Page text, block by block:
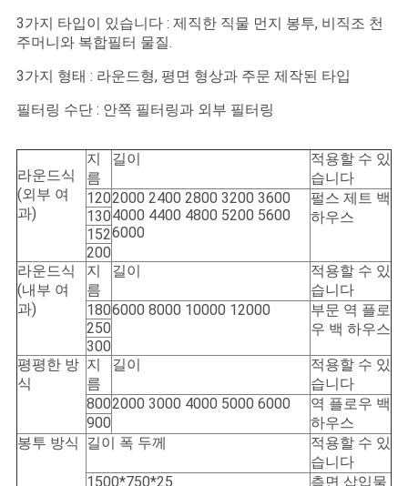
3가지 타입이 있습니다 : 제직한 직물 먼지 봉투, 비직조 천
주머니와 복합필터 물질.
3가지 형태 : 라운드형, 평면 형상과 주문 제작된 타입
필터링 수단 : 안쪽 필터링과 외부 필터링
라운드식
(외부 여
과)
지
름
길이
적용할 수 있
습니다
1202000 2400 2800 3200 3600
4000 4400 4800 5200 5600
6000
펄스 제트 백
하우스
130
152
200
라운드식
(내부 여
과)
지
름
길이
적용할 수 있
습니다
1806000 8000 10000 12000
부문 역 플로
우 백 하우스
250
300
평평한 방
식
지
름
길이
적용할 수 있
습니다
8002000 3000 4000 5000 6000
역 플로우 백
하우스
900
봉투 방식 길이 폭 두께
적용할 수 있
습니다
1500*750*25
측면 삽입물